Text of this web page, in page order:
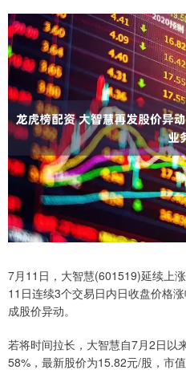
7月11日，大智慧(601519)延续上
11日连续3个交易日内日收盘价格
成股价异动。
若将时间拉长，大智慧自7月2日以
58%，最新股价为15.82元/股，市值